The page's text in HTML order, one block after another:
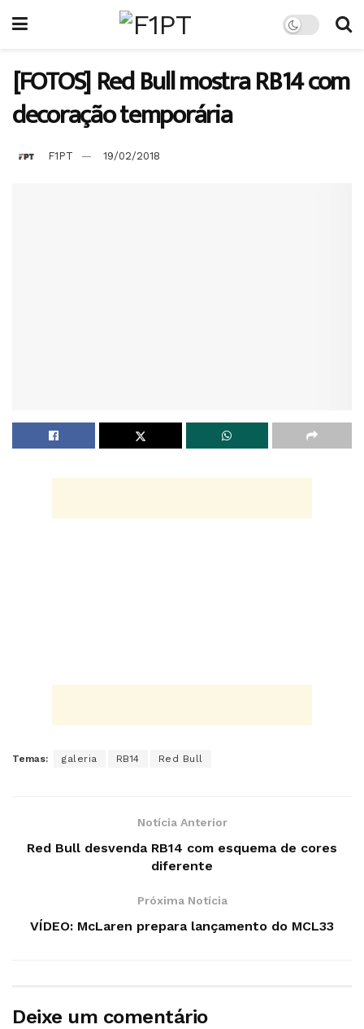
[FOTOS] Red Bull mostra RB14 com
decoração temporária
F1PT 19/02/2018
Temas: galeria RB14 Red Bull
Notícia Anterior
Red Bull desvenda RB14 com esquema de cores
diferente
Próxima Notícia
VÍDEO: McLaren prepara lançamento do MCL33
Deixe um comentário